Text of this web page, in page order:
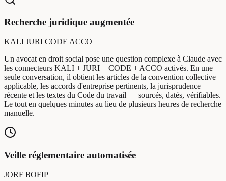
Recherche juridique augmentée
KALI JURI CODE ACCO
Un avocat en droit social pose une question complexe à Claude avec
les connecteurs KALI + JURI + CODE + ACCO activés. En une
seule conversation, il obtient les articles de la convention collective
applicable, les accords d'entreprise pertinents, la jurisprudence
récente et les textes du Code du travail — sourcés, datés, vérifiables.
Le tout en quelques minutes au lieu de plusieurs heures de recherche
manuelle.
Veille réglementaire automatisée
JORF BOFIP